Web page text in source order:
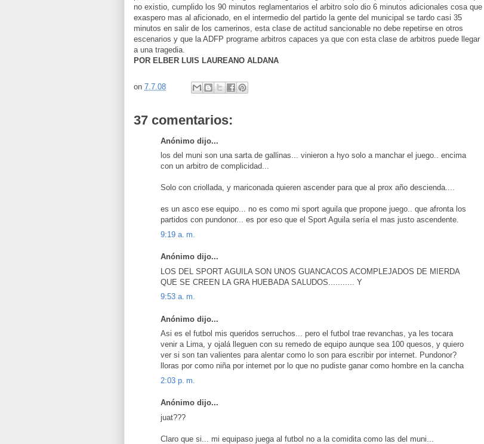
no existio, cumplido los 90 minutos reglamentarios el arbitro solo dio 6 minutos adicionales cosa que
exaspero mas al aficionado, en el intermedio del partido la gente del municipal se tardo casi 35
minutos en salir de los camerinos, esta clase de actitud sancionable no debe repetirse en otros
escenarios y que la ADFP programe arbitros capaces ya que con esta clase de arbitros puede llegar
a una tragedia.
POR ELBER LUIS LAUREANO ALDANA
on 7.7.08
37 comentarios:
Anónimo dijo...
los del muni son una sarta de gallinas... vinieron a hyo solo a manchar el juego.. encima
con un arbitro de complicidad...
Solo con criollada, y mariconada quieren ascender para que al prox año descienda....
es un asco ese equipo... no es como mi sport aguila que propone juego.. que afronta los
partidos con pundonor... es por eso que el Sport Aguila sería el mas justo ascendente.
9:19 a. m.
Anónimo dijo...
LOS DEL SPORT AGUILA SON UNOS GUANCACOS ACOMPLEJADOS DE MIERDA
QUE SE CREEN LA GRA HUEBADA SALUDOS........... Y
9:53 a. m.
Anónimo dijo...
Asi es el futbol mis queridos serruchos... pero el futbol trae revanchas, ya les tocara
venir a Lima, y ojalá lleguen con su remedo de equipo aunque sea 100 quesos, y quiero
ver si son tan valientes para alentar como lo son para escribir por internet. Pundonor?
lloras por como niña por internet por lo que no pudiste ganar como hombre en la cancha
2:03 p. m.
Anónimo dijo...
juat???
Claro que si... mi equipaso juega al futbol no a la comidita como las del muni...